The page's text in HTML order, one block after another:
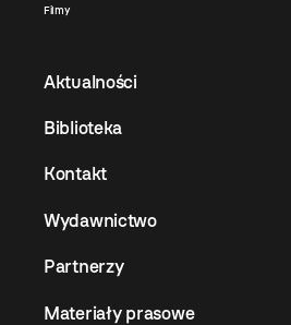
Filmy
Aktualności
Biblioteka
Kontakt
Wydawnictwo
Partnerzy
Materiały prasowe